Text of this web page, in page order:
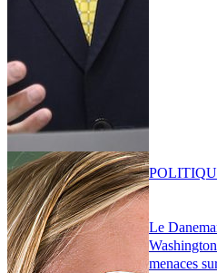
Le
menaces